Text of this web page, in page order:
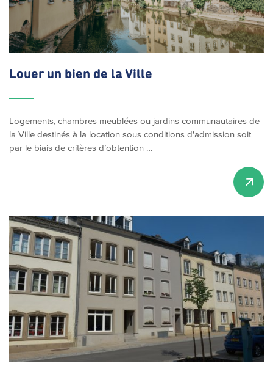
Louer un bien de la Ville
Logements, chambres meublées ou jardins communautaires de
la Ville destinés à la location sous conditions d'admission soit
par le biais de critères d’obtention …